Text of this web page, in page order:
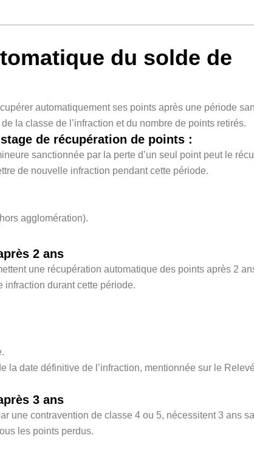
du solde de
automatiquement ses points après une période
la classe de l’infraction et du nombre de points retirés.
de récupération de points :
sanctionnée par la perte d’un seul point peut le
de nouvelle infraction pendant cette période.
agglomération).
2 ans
une récupération automatique des points après 2
durant cette période.
la date définitive de l’infraction, mentionnée sur le Relevé
3 ans
une contravention de classe 4 ou 5, nécessitent 3 ans
les points perdus.